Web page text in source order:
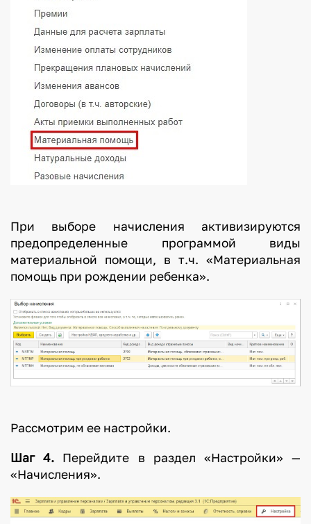
При выборе начисления активизируются
предопределенные программой виды
материальной помощи, в т.ч. «Материальная
помощь при рождении ребенка».
Рассмотрим ее настройки.
Шаг 4. Перейдите в раздел «Настройки» —
«Начисления».